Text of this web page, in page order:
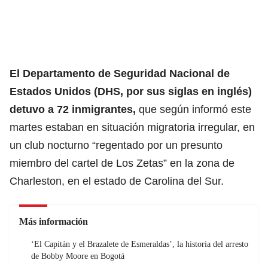
El Departamento de Seguridad Nacional de
Estados Unidos (DHS, por sus siglas en inglés)
detuvo a 72 inmigrantes, que según informó este
martes estaban en situación migratoria irregular, en
un club nocturno “regentado por un presunto
miembro del cartel de Los Zetas” en la zona de
Charleston, en el estado de Carolina del Sur.
Más información
‘El Capitán y el Brazalete de Esmeraldas’, la historia del arresto
de Bobby Moore en Bogotá